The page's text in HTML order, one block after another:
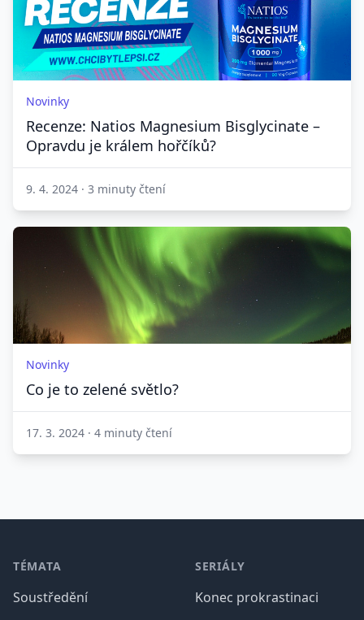
Novinky
Recenze: Natios Magnesium Bisglycinate –
Opravdu je králem hořčíků?
9. 4. 2024 · 3 minuty čtení
Novinky
Co je to zelené světlo?
17. 3. 2024 · 4 minuty čtení
TÉMATA
Soustředění
SERIÁLY
Konec prokrastinaci